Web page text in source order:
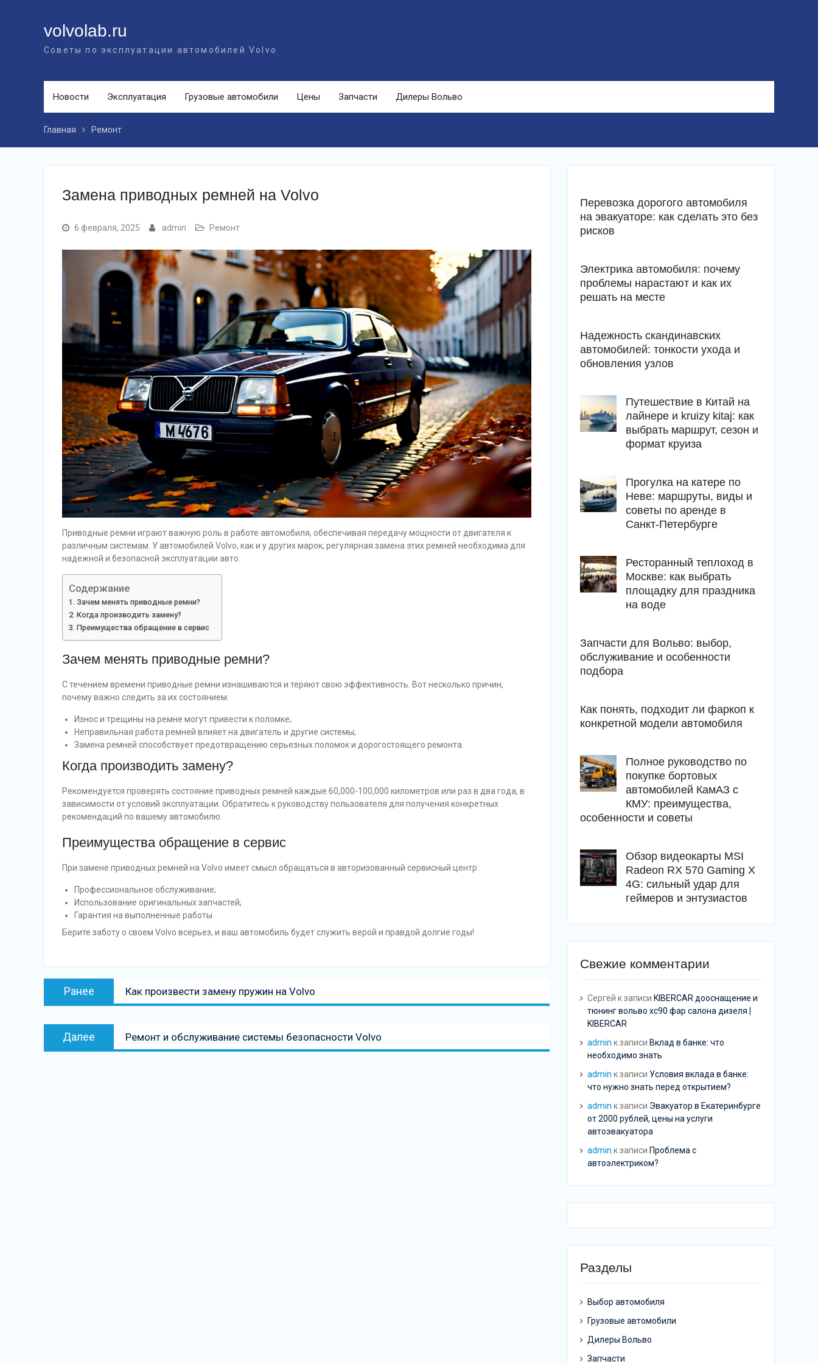
volvolab.ru
Советы по эксплуатации автомобилей Volvo
Новости Эксплуатация Грузовые автомобили Цены Запчасти Дилеры Вольво
Главная Ремонт
Замена приводных ремней на Volvo
6 февраля, 2025 admin Ремонт
Приводные ремни играют важную роль в работе автомобиля, обеспечивая передачу мощности от двигателя к
различным системам. У автомобилей Volvo, как и у других марок, регулярная замена этих ремней необходима для
надежной и безопасной эксплуатации авто.
Содержание
Зачем менять приводные ремни?
Когда производить замену?
Преимущества обращение в сервис
Зачем менять приводные ремни?
С течением времени приводные ремни изнашиваются и теряют свою эффективность. Вот несколько причин,
почему важно следить за их состоянием:
Износ и трещины на ремне могут привести к поломке;
Неправильная работа ремней влияет на двигатель и другие системы;
Замена ремней способствует предотвращению серьезных поломок и дорогостоящего ремонта.
Когда производить замену?
Рекомендуется проверять состояние приводных ремней каждые 60,000-100,000 километров или раз в два года, в
зависимости от условий эксплуатации. Обратитесь к руководству пользователя для получения конкретных
рекомендаций по вашему автомобилю.
Преимущества обращение в сервис
При замене приводных ремней на Volvo имеет смысл обращаться в авторизованный сервисный центр:
Профессиональное обслуживание;
Использование оригинальных запчастей;
Гарантия на выполненные работы.
Берите заботу о своем Volvo всерьез, и ваш автомобиль будет служить верой и правдой долгие годы!
Навигация
Ранее
Предыдущая
запись:
Как произвести замену пружин на Volvo
Далее
Следующая
Ремонт и обслуживание системы безопасности Volvo
Перевозка дорогого автомобиля
на эвакуаторе: как сделать это без
рисков
Электрика автомобиля: почему
проблемы нарастают и как их
решать на месте
Надежность скандинавских
автомобилей: тонкости ухода и
обновления узлов
Путешествие в Китай на
лайнере и kruizy kitaj: как
выбрать маршрут, сезон и
формат круиза
Прогулка на катере по
Неве: маршруты, виды и
советы по аренде в
Санкт-Петербурге
Ресторанный теплоход в
Москве: как выбрать
площадку для праздника
на воде
Запчасти для Вольво: выбор,
обслуживание и особенности
подбора
Как понять, подходит ли фаркоп к
конкретной модели автомобиля
Полное руководство по
покупке бортовых
автомобилей КамАЗ с
КМУ: преимущества,
особенности и советы
Обзор видеокарты MSI
Radeon RX 570 Gaming X
4G: сильный удар для
геймеров и энтузиастов
Свежие комментарии
Сергей к записи KIBERCAR дооснащение и
тюнинг вольво хс90 фар салона дизеля |
KIBERCAR
admin к записи Вклад в банке: что
необходимо знать
admin к записи Условия вклада в банке:
что нужно знать перед открытием?
admin к записи Эвакуатор в Екатеринбурге
от 2000 рублей, цены на услуги
автоэвакуатора
admin к записи Проблема с
автоэлектриком?
Разделы
Выбор автомобиля
Грузовые автомобили
Дилеры Вольво
Запчасти